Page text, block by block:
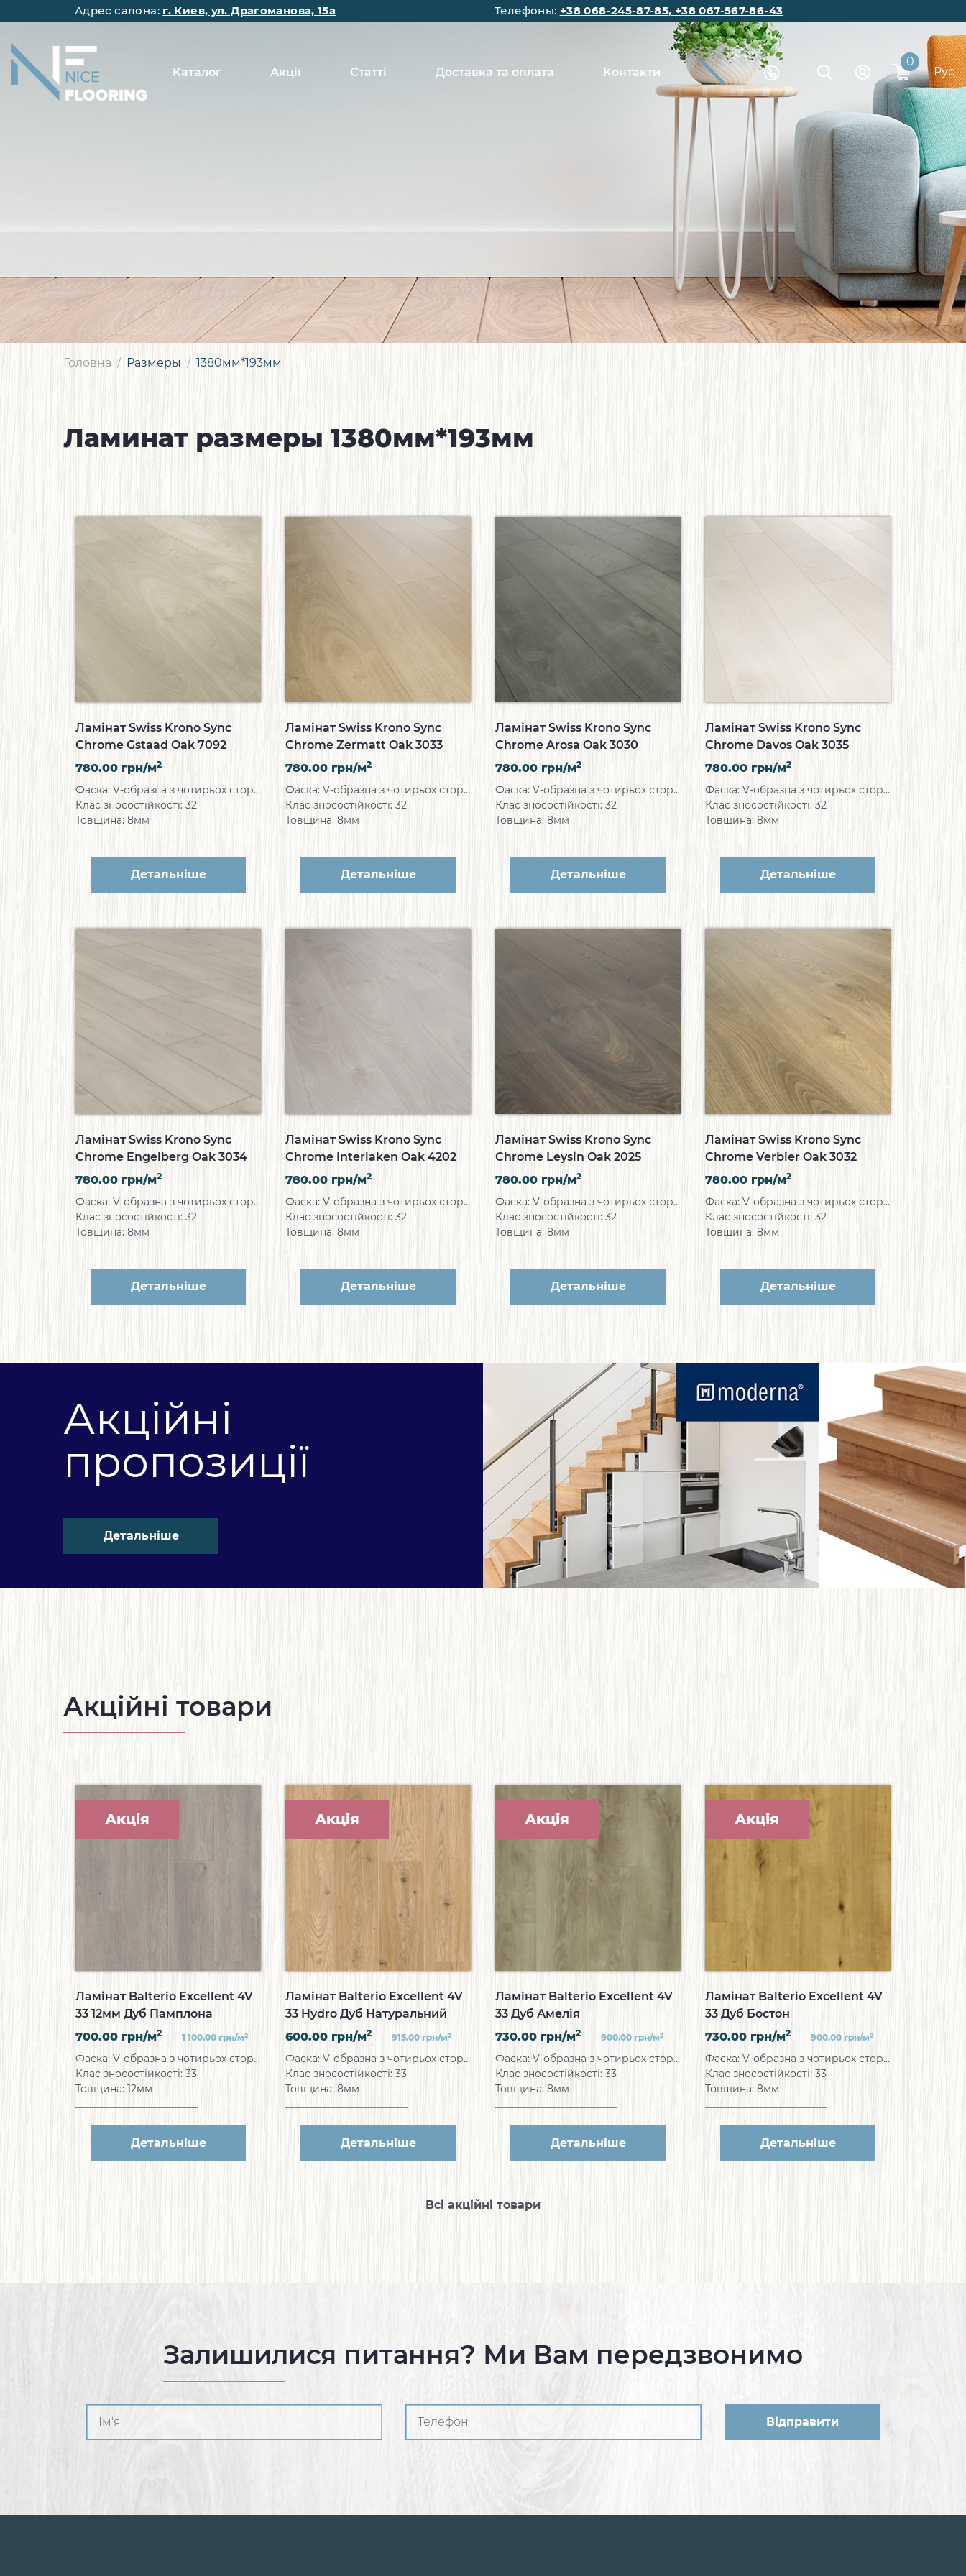
Адрес салона: г. Киев, ул. Драгоманова, 15а Телефоны: +38 068-245-87-85, +38 067-567-86-43
Каталог Акції Статті Доставка та оплата Контакти
0
Рус
Головна Размеры 1380мм*193мм
Ламинат размеры 1380мм*193мм
Ламінат Swiss Krono Sync
Chrome Gstaad Oak 7092
780.00 грн/м2
Фаска: V-образна з чотирьох сторін
Клас зносостійкості: 32
Товщина: 8мм
Детальніше
Ламінат Swiss Krono Sync
Chrome Zermatt Oak 3033
780.00 грн/м2
Фаска: V-образна з чотирьох сторін
Клас зносостійкості: 32
Товщина: 8мм
Детальніше
Ламінат Swiss Krono Sync
Chrome Arosa Oak 3030
780.00 грн/м2
Фаска: V-образна з чотирьох сторін
Клас зносостійкості: 32
Товщина: 8мм
Детальніше
Ламінат Swiss Krono Sync
Chrome Davos Oak 3035
780.00 грн/м2
Фаска: V-образна з чотирьох сторін
Клас зносостійкості: 32
Товщина: 8мм
Детальніше
Ламінат Swiss Krono Sync
Chrome Engelberg Oak 3034
780.00 грн/м2
Фаска: V-образна з чотирьох сторін
Клас зносостійкості: 32
Товщина: 8мм
Детальніше
Ламінат Swiss Krono Sync
Chrome Interlaken Oak 4202
780.00 грн/м2
Фаска: V-образна з чотирьох сторін
Клас зносостійкості: 32
Товщина: 8мм
Детальніше
Ламінат Swiss Krono Sync
Chrome Leysin Oak 2025
780.00 грн/м2
Фаска: V-образна з чотирьох сторін
Клас зносостійкості: 32
Товщина: 8мм
Детальніше
Ламінат Swiss Krono Sync
Chrome Verbier Oak 3032
780.00 грн/м2
Фаска: V-образна з чотирьох сторін
Клас зносостійкості: 32
Товщина: 8мм
Детальніше
Акційні
пропозиції
Детальніше
Акційні товари
Акція
Ламінат Balterio Excellent 4V
33 12мм Дуб Памплона
700.00 грн/м2 1 100.00грн/м2
Фаска: V-образна з чотирьох сторін
Клас зносостійкості: 33
Товщина: 12мм
Детальніше
Акція
Ламінат Balterio Excellent 4V
33 Hydro Дуб Натуральний
Пантін
600.00 грн/м2 915.00грн/м2
Фаска: V-образна з чотирьох сторін
Клас зносостійкості: 33
Товщина: 8мм
Детальніше
Акція
Ламінат Balterio Excellent 4V
33 Дуб Амелія
730.00 грн/м2 900.00грн/м2
Фаска: V-образна з чотирьох сторін
Клас зносостійкості: 33
Товщина: 8мм
Детальніше
Акція
Ламінат Balterio Excellent 4V
33 Дуб Бостон
730.00 грн/м2 900.00грн/м2
Фаска: V-образна з чотирьох сторін
Клас зносостійкості: 33
Товщина: 8мм
Детальніше
Всі акційні товари
Залишилися питання? Ми Вам передзвонимо